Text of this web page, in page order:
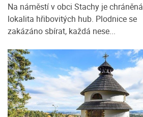
Na náměstí v obci Stachy je chráněná
lokalita hřibovitých hub. Plodnice se
zakázáno sbírat, každá nese...